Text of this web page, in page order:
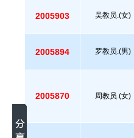
2005903 吴教员.(女)
2005894 罗教员.(男)
2005870 周教员.(女)